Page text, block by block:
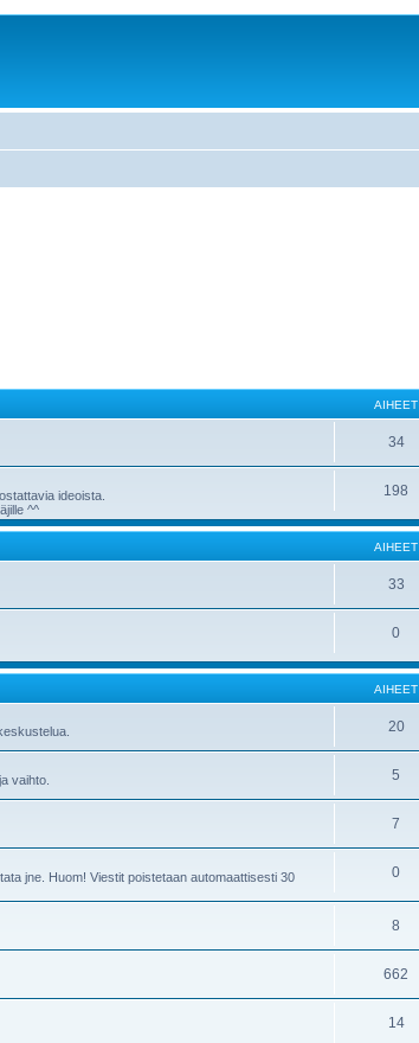
AIHEET
34
ideoista.
^^
198
AIHEET
33
0
AIHEET
20
vaihto. 5
7
jne. Huom! Viestit poistetaan automaattisesti 30
0
8
662
14